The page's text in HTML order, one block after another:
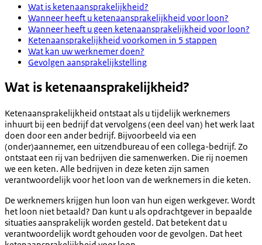
Wat is ketenaansprakelijkheid?
Wanneer heeft u ketenaansprakelijkheid voor loon?
Wanneer heeft u geen ketenaansprakelijkheid voor loon?
Ketenaansprakelijkheid voorkomen in 5 stappen
Wat kan uw werknemer doen?
Gevolgen aansprakelijkstelling
Wat is ketenaansprakelijkheid?
Ketenaansprakelijkheid ontstaat als u tijdelijk werknemers
inhuurt bij een bedrijf dat vervolgens (een deel van) het werk laat
doen door een ander bedrijf. Bijvoorbeeld via een
(onder)aannemer, een uitzendbureau of een collega-bedrijf. Zo
ontstaat een rij van bedrijven die samenwerken. Die rij noemen
we een keten. Alle bedrijven in deze keten zijn samen
verantwoordelijk voor het loon van de werknemers in die keten.
De werknemers krijgen hun loon van hun eigen werkgever. Wordt
het loon niet betaald? Dan kunt u als opdrachtgever in bepaalde
situaties aansprakelijk worden gesteld. Dat betekent dat u
verantwoordelijk wordt gehouden voor de gevolgen. Dat heet